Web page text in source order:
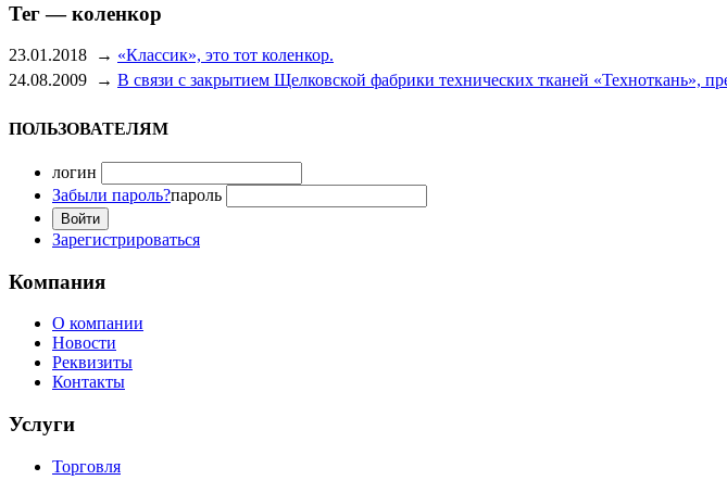
Тег — коленкор
23.01.2018 → «Классик», это тот коленкор.
24.08.2009 → В связи с закрытием Щелковской фабрики технических тканей «Техноткань»,
ПОЛЬЗОВАТЕЛЯМ
логин
Забыли пароль?пароль
Зарегистрироваться
Компания
О компании
Новости
Реквизиты
Контакты
Услуги
Торговля